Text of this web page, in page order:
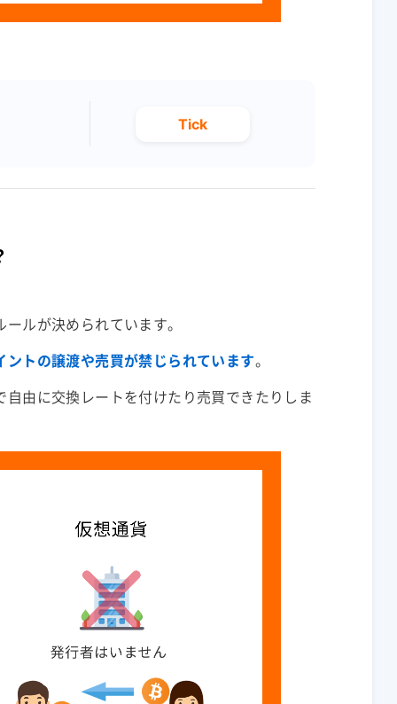
Tick
ルが決められています。
ントの譲渡や売買が禁じられています。
由に交換レートを付けたり売買できたりしま